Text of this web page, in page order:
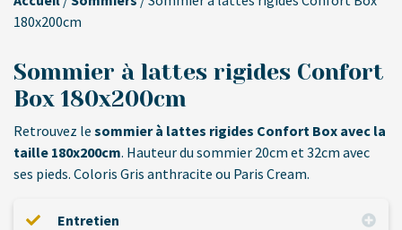
180x200cm
Sommier à lattes rigides Confort
Box 180x200cm
Retrouvez le sommier à lattes rigides Confort Box avec la
taille 180x200cm. Hauteur du sommier 20cm et 32cm avec
ses pieds. Coloris Gris anthracite ou Paris Cream.
Entretien